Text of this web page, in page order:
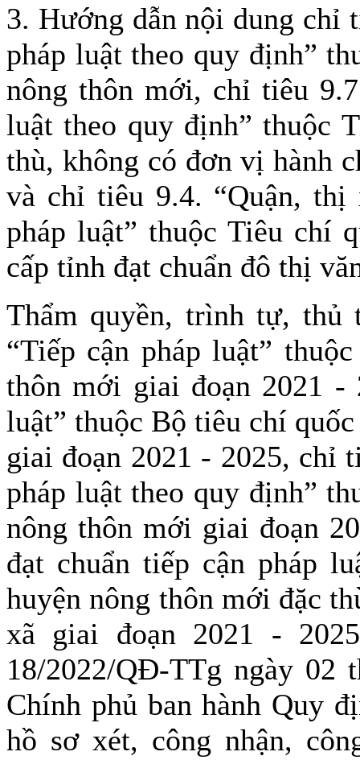
3. Hướng dẫn nội dung chỉ
pháp luật theo quy định”
nông thôn mới, chỉ tiêu
luật theo quy định” thuộc
thù, không có đơn vị hành
và chỉ tiêu 9.4. “Quận, thị
pháp luật” thuộc Tiêu chí
cấp tỉnh đạt chuẩn đô thị
Thẩm quyền, trình tự, thủ
“Tiếp cận pháp luật”
thôn mới giai đoạn 2021 -
luật” thuộc Bộ tiêu chí
giai đoạn 2021 - 2025, chỉ
pháp luật theo quy định”
nông thôn mới giai đoạn
đạt chuẩn tiếp cận pháp
huyện nông thôn mới đặc
xã giai đoạn 2021 -
18/2022/QĐ-TTg ngày 02
Chính phủ ban hành Quy
hồ sơ xét, công nhận,